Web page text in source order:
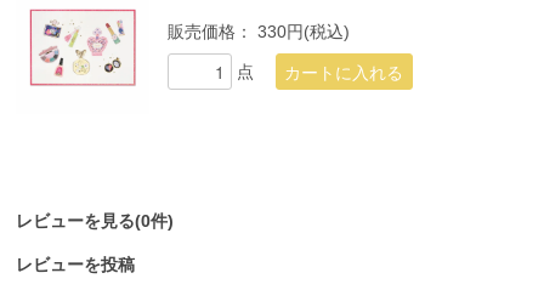
販売価格：330円(税込)
点
レビューを見る(0件)
レビューを投稿